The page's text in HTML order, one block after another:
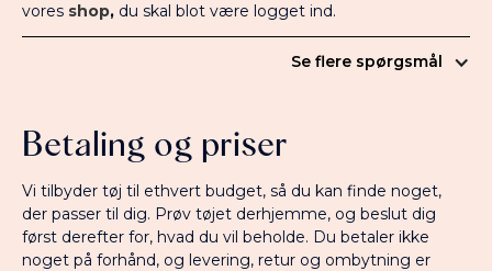
vores shop, du skal blot være logget ind.
Se flere spørgsmål
Personlig styling ordre
1. Hvordan bestiller jeg en personlig
styling?
Betaling og priser
Vi tilbyder tøj til ethvert budget, så du kan finde noget,
der passer til dig. Prøv tøjet derhjemme, og beslut dig
først derefter for, hvad du vil beholde. Du betaler ikke
noget på forhånd, og levering, retur og ombytning er